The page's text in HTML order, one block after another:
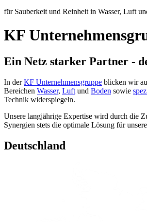
für Sauberkeit und Reinheit in Wasser, Luft
KF
Ein Netz starker Partner -
In derKF Unternehmensgruppe blicken wir
Bereichen Wasser, Luft und Boden sowie
Technik widerspiegeln.
Unsere langjährige Expertise wird durch die
Synergien stets die optimale Lösung für
Deutschland